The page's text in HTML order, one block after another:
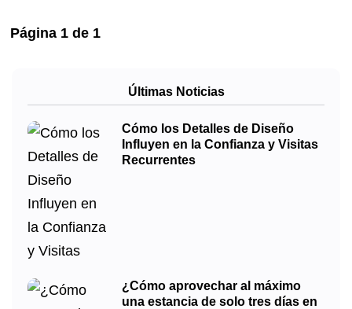
Página 1 de 1
Últimas Noticias
Cómo los Detalles de Diseño
Influyen en la Confianza y Visitas
Recurrentes
¿Cómo aprovechar al máximo
una estancia de solo tres días en